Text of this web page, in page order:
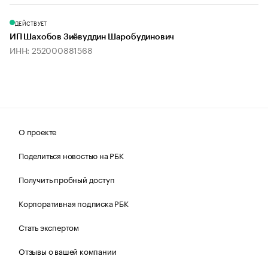
ДЕЙСТВУЕТ
ИП Шахобов Зиёвуддин Шаробудинович
ИНН: 252000881568
О проекте
Поделиться новостью на РБК
Получить пробный доступ
Корпоративная подписка РБК
Стать экспертом
Отзывы о вашей компании